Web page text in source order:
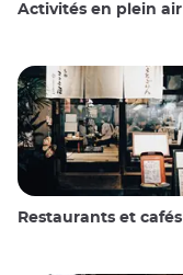
Activités en plein air
Restaurants et cafés